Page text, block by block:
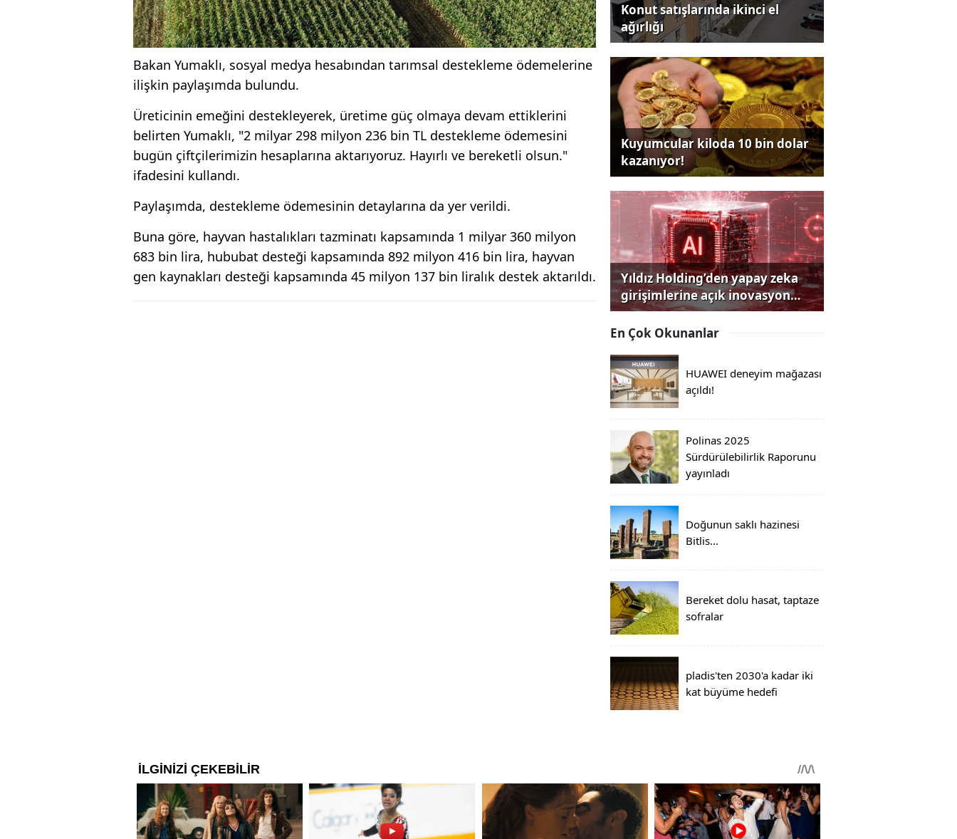
Bakan Yumaklı, sosyal medya hesabından tarımsal destekleme ödemelerine
ilişkin paylaşımda bulundu.
Üreticinin emeğini destekleyerek, üretime güç olmaya devam ettiklerini
belirten Yumaklı, "2 milyar 298 milyon 236 bin TL destekleme ödemesini
bugün çiftçilerimizin hesaplarına aktarıyoruz. Hayırlı ve bereketli olsun."
ifadesini kullandı.
Paylaşımda, destekleme ödemesinin detaylarına da yer verildi.
Buna göre, hayvan hastalıkları tazminatı kapsamında 1 milyar 360 milyon
683 bin lira, hububat desteği kapsamında 892 milyon 416 bin lira, hayvan
gen kaynakları desteği kapsamında 45 milyon 137 bin liralık destek aktarıldı.
Konut satışlarında ikinci el
ağırlığı
Kuyumcular kiloda 10 bin dolar
kazanıyor!
Yıldız Holding’den yapay zeka
girişimlerine açık inovasyon
çağrısı
En Çok Okunanlar
HUAWEI deneyim mağazası
açıldı!
Polinas 2025
Sürdürülebilirlik Raporunu
yayınladı
Doğunun saklı hazinesi
Bitlis...
Bereket dolu hasat, taptaze
sofralar
pladis'ten 2030'a kadar iki
kat büyüme hedefi